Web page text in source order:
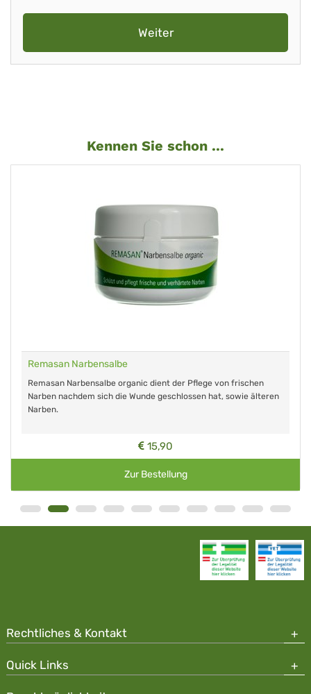
Weiter
Kennen Sie schon ...
Remasan Narbensalbe
Remasan Narbensalbe organic dient der Pflege von frischen
Narben nachdem sich die Wunde geschlossen hat, sowie älteren
Narben.
15,90
Zur Bestellung
Rechtliches & Kontakt
Quick Links